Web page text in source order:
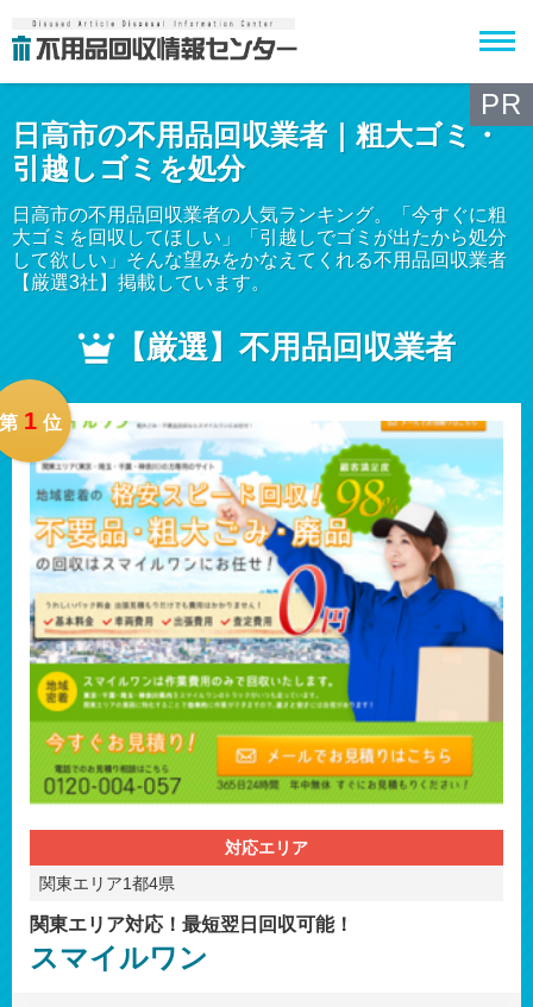
PR
日高市の不用品回収業者｜粗大ゴミ・
引越しゴミを処分
日高市の不用品回収業者の人気ランキング。「今すぐに粗
大ゴミを回収してほしい」「引越しでゴミが出たから処分
して欲しい」そんな望みをかなえてくれる不用品回収業者
【厳選3社】掲載しています。
【厳選】不用品回収業者
1 位
対応エリア
関東エリア1都4県
関東エリア対応！最短翌日回収可能！
スマイルワン